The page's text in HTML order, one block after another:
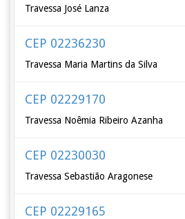
Travessa José Lanza
CEP 02236230
Travessa Maria Martins da Silva
CEP 02229170
Travessa Noêmia Ribeiro Azanha
CEP 02230030
Travessa Sebastião Aragonese
CEP 02229165